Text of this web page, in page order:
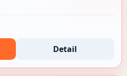
Detail